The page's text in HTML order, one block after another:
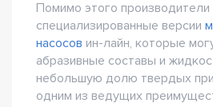
Помимо этого
специализированные версии
насосов ин-лайн, которые
абразивные составы и
небольшую долю твердых
одним из ведущих